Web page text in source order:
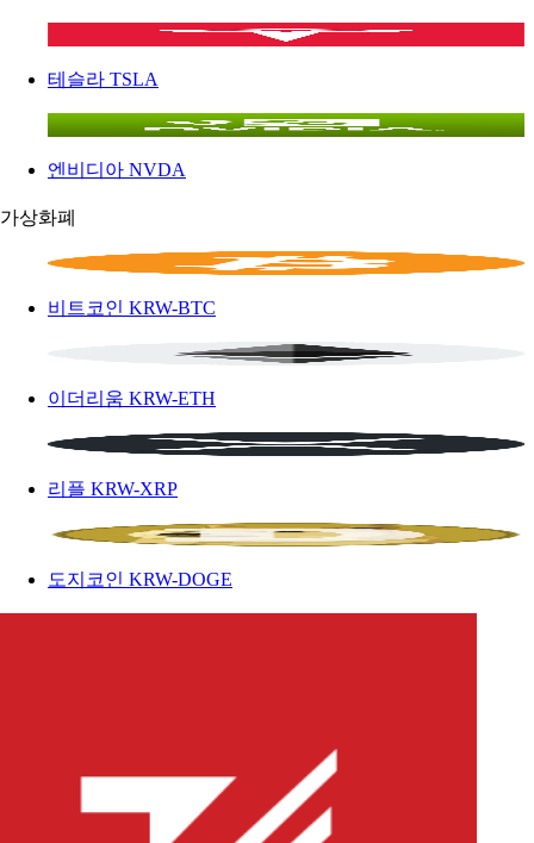
테슬라 TSLA
엔비디아 NVDA
가상화폐
비트코인 KRW-BTC
이더리움 KRW-ETH
리플 KRW-XRP
도지코인 KRW-DOGE